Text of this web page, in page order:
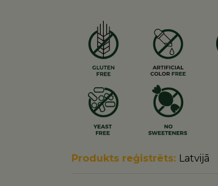
Produkts reģistrēts: Latvijā